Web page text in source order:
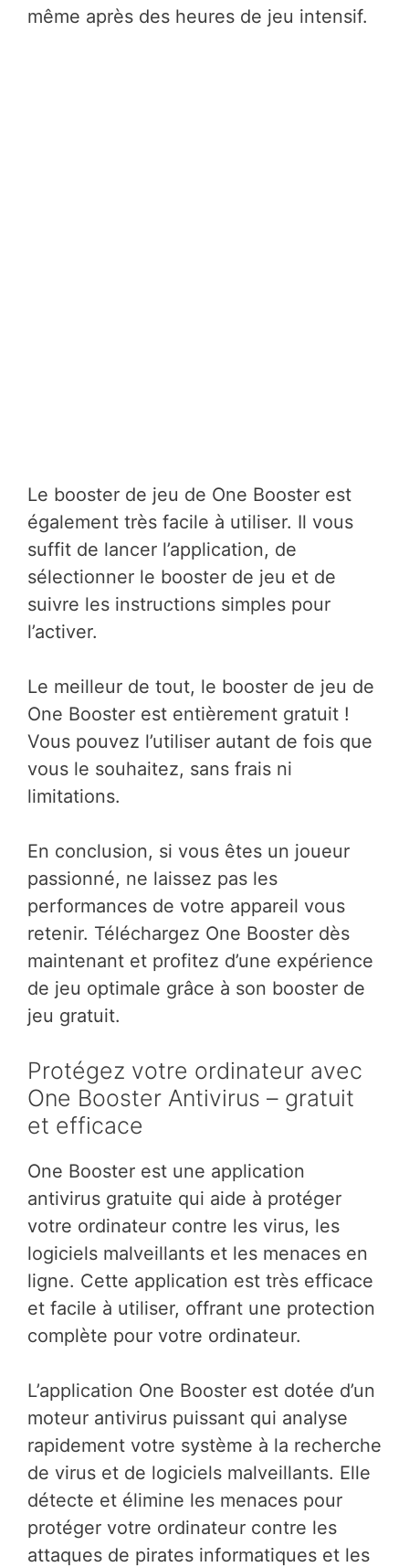
même après des heures de jeu intensif.
Le booster de jeu de One Booster est
également très facile à utiliser. Il vous
suffit de lancer l’application, de
sélectionner le booster de jeu et de
suivre les instructions simples pour
l’activer.
Le meilleur de tout, le booster de jeu de
One Booster est entièrement gratuit !
Vous pouvez l’utiliser autant de fois que
vous le souhaitez, sans frais ni
limitations.
En conclusion, si vous êtes un joueur
passionné, ne laissez pas les
performances de votre appareil vous
retenir. Téléchargez One Booster dès
maintenant et profitez d’une expérience
de jeu optimale grâce à son booster de
jeu gratuit.
Protégez votre ordinateur avec
One Booster Antivirus – gratuit
et efficace
One Booster est une application
antivirus gratuite qui aide à protéger
votre ordinateur contre les virus, les
logiciels malveillants et les menaces en
ligne. Cette application est très efficace
et facile à utiliser, offrant une protection
complète pour votre ordinateur.
L’application One Booster est dotée d’un
moteur antivirus puissant qui analyse
rapidement votre système à la recherche
de virus et de logiciels malveillants. Elle
détecte et élimine les menaces pour
protéger votre ordinateur contre les
attaques de pirates informatiques et les